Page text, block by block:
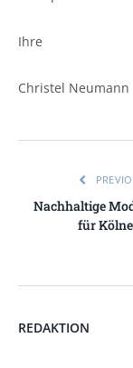
Ihre
Christel Neumann
Nachhaltige
für
REDAKTION